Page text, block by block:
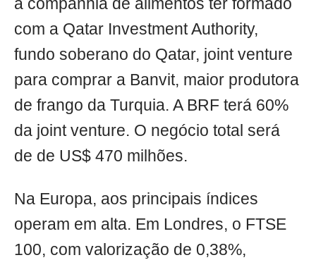
a companhia de alimentos ter formado
com a Qatar Investment Authority,
fundo soberano do Qatar, joint venture
para comprar a Banvit, maior produtora
de frango da Turquia. A BRF terá 60%
da joint venture. O negócio total será
de de US$ 470 milhões.
Na Europa, aos principais índices
operam em alta. Em Londres, o FTSE
100, com valorização de 0,38%,